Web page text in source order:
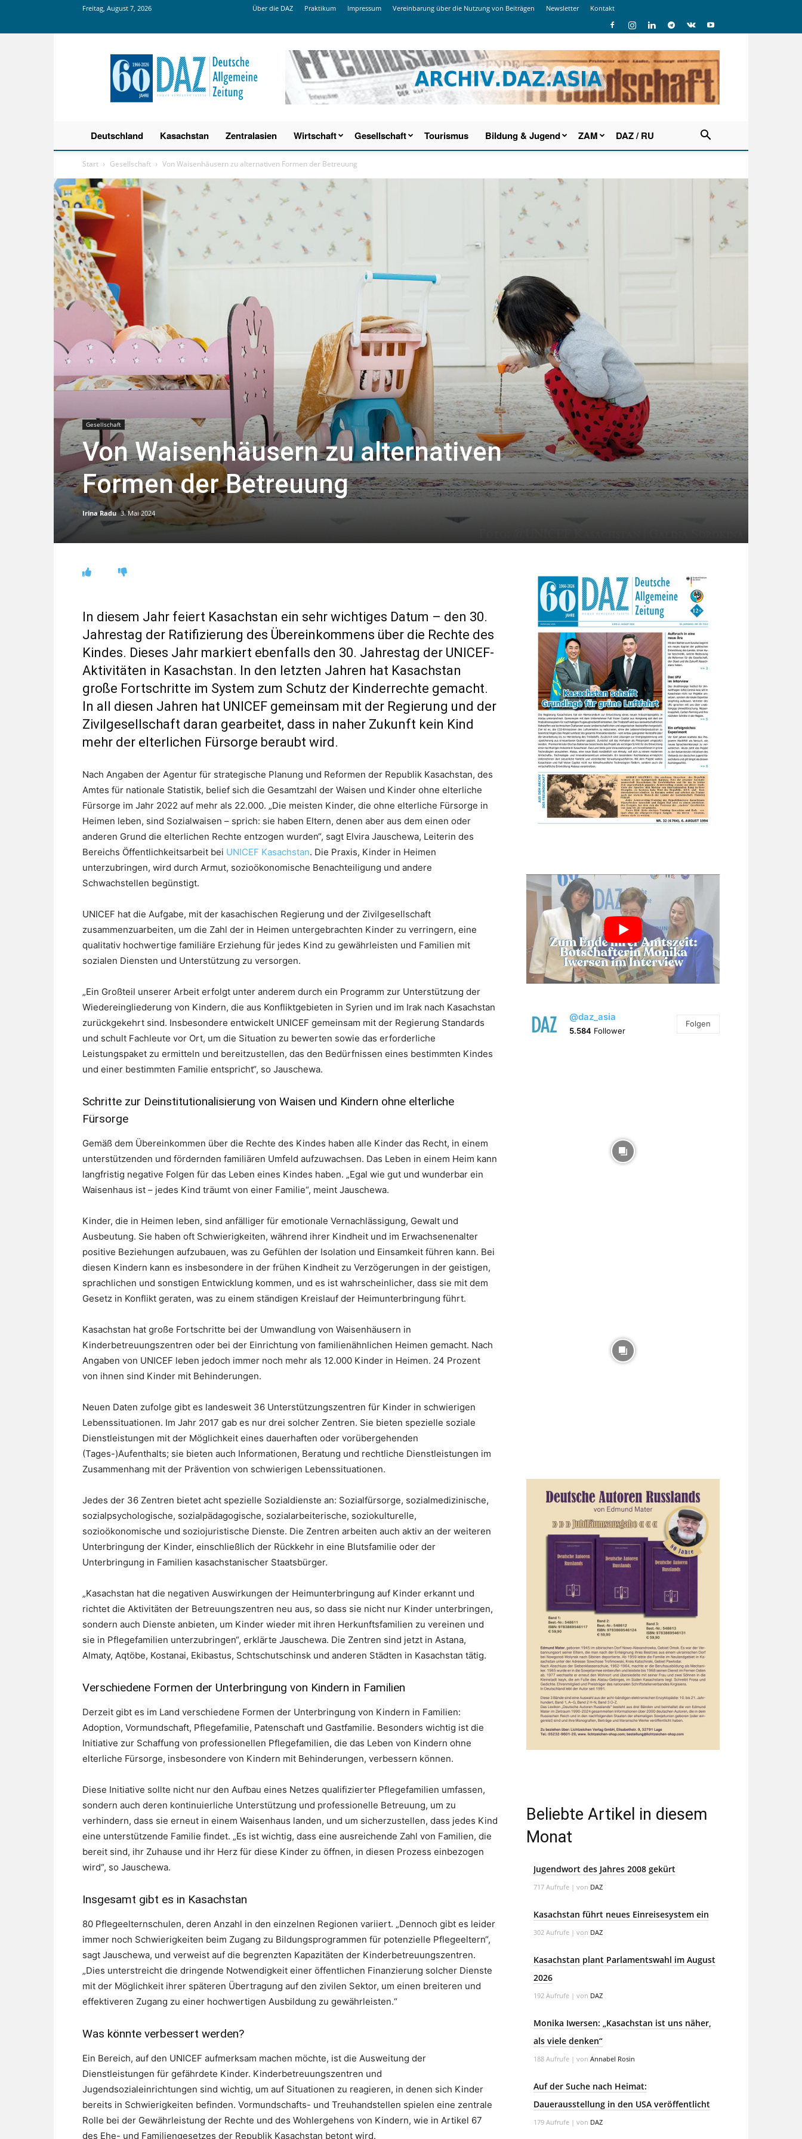
Freitag, August 7, 2026 Über die DAZ Praktikum Impressum Vereinbarung über die Nutzung von Beiträgen Newsletter Kontakt
Deutsche
Allgemeine
Zeitung
Deutschland Kasachstan Zentralasien Wirtschaft Gesellschaft Tourismus Bildung & Jugend ZAM DAZ / RU
Start Gesellschaft Von Waisenhäusern zu alternativen Formen der Betreuung
Gesellschaft
Von Waisenhäusern zu alternativen
Formen der Betreuung
Irina Radu 3. Mai 2024
In diesem Jahr feiert Kasachstan ein sehr wichtiges Datum – den 30.
Jahrestag der Ratifizierung des Übereinkommens über die Rechte des
Kindes. Dieses Jahr markiert ebenfalls den 30. Jahrestag der UNICEF-
Aktivitäten in Kasachstan. In den letzten Jahren hat Kasachstan
große Fortschritte im System zum Schutz der Kinderrechte gemacht.
In all diesen Jahren hat UNICEF gemeinsam mit der Regierung und der
Zivilgesellschaft daran gearbeitet, dass in naher Zukunft kein Kind
mehr der elterlichen Fürsorge beraubt wird.
Nach Angaben der Agentur für strategische Planung und Reformen der Republik Kasachstan, des
Amtes für nationale Statistik, belief sich die Gesamtzahl der Waisen und Kinder ohne elterliche
Fürsorge im Jahr 2022 auf mehr als 22.000. „Die meisten Kinder, die ohne elterliche Fürsorge in
Heimen leben, sind Sozialwaisen – sprich: sie haben Eltern, denen aber aus dem einen oder
anderen Grund die elterlichen Rechte entzogen wurden“, sagt Elvira Jauschewa, Leiterin des
Bereichs Öffentlichkeitsarbeit bei UNICEF Kasachstan. Die Praxis, Kinder in Heimen
unterzubringen, wird durch Armut, sozioökonomische Benachteiligung und andere
Schwachstellen begünstigt.
UNICEF hat die Aufgabe, mit der kasachischen Regierung und der Zivilgesellschaft
zusammenzuarbeiten, um die Zahl der in Heimen untergebrachten Kinder zu verringern, eine
qualitativ hochwertige familiäre Erziehung für jedes Kind zu gewährleisten und Familien mit
sozialen Diensten und Unterstützung zu versorgen.
„Ein Großteil unserer Arbeit erfolgt unter anderem durch ein Programm zur Unterstützung der
Wiedereingliederung von Kindern, die aus Konfliktgebieten in Syrien und im Irak nach Kasachstan
zurückgekehrt sind. Insbesondere entwickelt UNICEF gemeinsam mit der Regierung Standards
und schult Fachleute vor Ort, um die Situation zu bewerten sowie das erforderliche
Leistungspaket zu ermitteln und bereitzustellen, das den Bedürfnissen eines bestimmten Kindes
und einer bestimmten Familie entspricht“, so Jauschewa.
Schritte zur Deinstitutionalisierung von Waisen und Kindern ohne elterliche
Fürsorge
Gemäß dem Übereinkommen über die Rechte des Kindes haben alle Kinder das Recht, in einem
unterstützenden und fördernden familiären Umfeld aufzuwachsen. Das Leben in einem Heim kann
langfristig negative Folgen für das Leben eines Kindes haben. „Egal wie gut und wunderbar ein
Waisenhaus ist – jedes Kind träumt von einer Familie“, meint Jauschewa.
Kinder, die in Heimen leben, sind anfälliger für emotionale Vernachlässigung, Gewalt und
Ausbeutung. Sie haben oft Schwierigkeiten, während ihrer Kindheit und im Erwachsenenalter
positive Beziehungen aufzubauen, was zu Gefühlen der Isolation und Einsamkeit führen kann. Bei
diesen Kindern kann es insbesondere in der frühen Kindheit zu Verzögerungen in der geistigen,
sprachlichen und sonstigen Entwicklung kommen, und es ist wahrscheinlicher, dass sie mit dem
Gesetz in Konflikt geraten, was zu einem ständigen Kreislauf der Heimunterbringung führt.
Kasachstan hat große Fortschritte bei der Umwandlung von Waisenhäusern in
Kinderbetreuungszentren oder bei der Einrichtung von familienähnlichen Heimen gemacht. Nach
Angaben von UNICEF leben jedoch immer noch mehr als 12.000 Kinder in Heimen. 24 Prozent
von ihnen sind Kinder mit Behinderungen.
Neuen Daten zufolge gibt es landesweit 36 Unterstützungszentren für Kinder in schwierigen
Lebenssituationen. Im Jahr 2017 gab es nur drei solcher Zentren. Sie bieten spezielle soziale
Dienstleistungen mit der Möglichkeit eines dauerhaften oder vorübergehenden
(Tages-)Aufenthalts; sie bieten auch Informationen, Beratung und rechtliche Dienstleistungen im
Zusammenhang mit der Prävention von schwierigen Lebenssituationen.
Jedes der 36 Zentren bietet acht spezielle Sozialdienste an: Sozialfürsorge, sozialmedizinische,
sozialpsychologische, sozialpädagogische, sozialarbeiterische, soziokulturelle,
sozioökonomische und soziojuristische Dienste. Die Zentren arbeiten auch aktiv an der weiteren
Unterbringung der Kinder, einschließlich der Rückkehr in eine Blutsfamilie oder der
Unterbringung in Familien kasachstanischer Staatsbürger.
„Kasachstan hat die negativen Auswirkungen der Heimunterbringung auf Kinder erkannt und
richtet die Aktivitäten der Betreuungszentren neu aus, so dass sie nicht nur Kinder unterbringen,
sondern auch Dienste anbieten, um Kinder wieder mit ihren Herkunftsfamilien zu vereinen und
sie in Pflegefamilien unterzubringen“, erklärte Jauschewa. Die Zentren sind jetzt in Astana,
Almaty, Aqtöbe, Kostanai, Ekibastus, Schtschutschinsk und anderen Städten in Kasachstan tätig.
Verschiedene Formen der Unterbringung von Kindern in Familien
Derzeit gibt es im Land verschiedene Formen der Unterbringung von Kindern in Familien:
Adoption, Vormundschaft, Pflegefamilie, Patenschaft und Gastfamilie. Besonders wichtig ist die
Initiative zur Schaffung von professionellen Pflegefamilien, die das Leben von Kindern ohne
elterliche Fürsorge, insbesondere von Kindern mit Behinderungen, verbessern können.
Diese Initiative sollte nicht nur den Aufbau eines Netzes qualifizierter Pflegefamilien umfassen,
sondern auch deren kontinuierliche Unterstützung und professionelle Betreuung, um zu
verhindern, dass sie erneut in einem Waisenhaus landen, und um sicherzustellen, dass jedes Kind
eine unterstützende Familie findet. „Es ist wichtig, dass eine ausreichende Zahl von Familien, die
bereit sind, ihr Zuhause und ihr Herz für diese Kinder zu öffnen, in diesen Prozess einbezogen
wird“, so Jauschewa.
Insgesamt gibt es in Kasachstan
80 Pflegeelternschulen, deren Anzahl in den einzelnen Regionen variiert. „Dennoch gibt es leider
immer noch Schwierigkeiten beim Zugang zu Bildungsprogrammen für potenzielle Pflegeeltern“,
sagt Jauschewa, und verweist auf die begrenzten Kapazitäten der Kinderbetreuungszentren.
„Dies unterstreicht die dringende Notwendigkeit einer öffentlichen Finanzierung solcher Dienste
mit der Möglichkeit ihrer späteren Übertragung auf den zivilen Sektor, um einen breiteren und
effektiveren Zugang zu einer hochwertigen Ausbildung zu gewährleisten.“
Was könnte verbessert werden?
Ein Bereich, auf den UNICEF aufmerksam machen möchte, ist die Ausweitung der
Dienstleistungen für gefährdete Kinder. Kinderbetreuungszentren und
Jugendsozialeinrichtungen sind wichtig, um auf Situationen zu reagieren, in denen sich Kinder
bereits in Schwierigkeiten befinden. Vormundschafts- und Treuhandstellen spielen eine zentrale
Rolle bei der Gewährleistung der Rechte und des Wohlergehens von Kindern, wie in Artikel 67
des Ehe- und Familiengesetzes der Republik Kasachstan betont wird.
@daz_asia
5.584 Follower
Folgen
Beliebte Artikel in diesem
Monat
Jugendwort des Jahres 2008 gekürt
717 Aufrufe | von DAZ
Kasachstan führt neues Einreisesystem ein
302 Aufrufe | von DAZ
Kasachstan plant Parlamentswahl im August
2026
192 Aufrufe | von DAZ
Monika Iwersen: „Kasachstan ist uns näher,
als viele denken“
188 Aufrufe | von Annabel Rosin
Auf der Suche nach Heimat:
Dauerausstellung in den USA veröffentlicht
179 Aufrufe | von DAZ